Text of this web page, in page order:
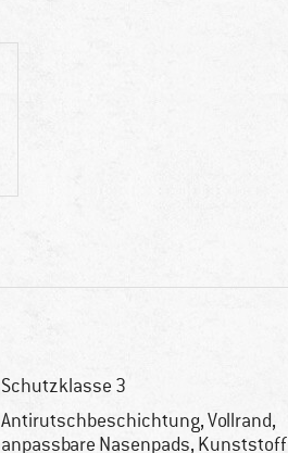
Schutzklasse 3
Antirutschbeschichtung, Vollrand,
anpassbare Nasenpads, Kunststoff